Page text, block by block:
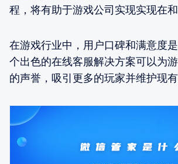
程，将有助于游戏公司实现实现在和
在游戏行业中，用户口碑和满意度
个出色的在线客服解决方案可以为
的声誉，吸引更多的玩家并维护现有